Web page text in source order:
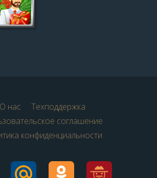
О нас
Техподдержка
соглашение
конфиденциальности